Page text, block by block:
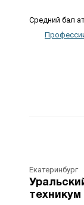
Средний бал
Екатеринбург